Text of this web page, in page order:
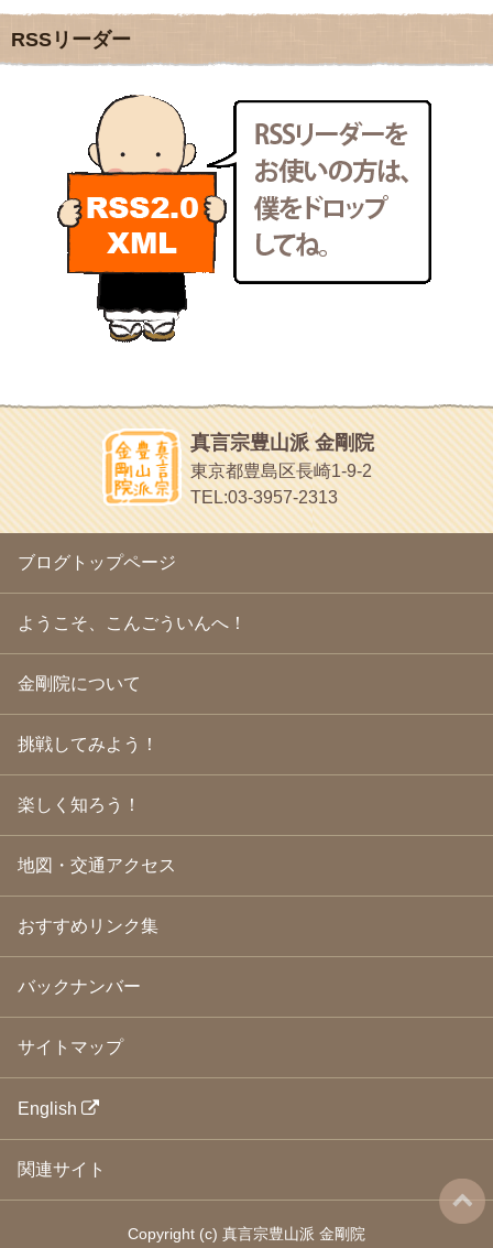
2011年10月(31)
2011年9月(24)
2011年8月(21)
2011年6月(13)
2011年5月
2011年4月
(17)
2011年3月(15)
2011年2月(22)
2011年1月(22)
2010年12月(21)
2010年11月
(14)
2010年9月(16)
(13)
2010年5月(22)
2010年4月(25)
2010年3月(22)
2010年2月
(23)
2010年1月(23)
2009年12月(18)
2009年10月(20)
2009年9月(20)
2009年8月 (18)
2009年7月
(21)
2009年6月(22)
2009年5月(20)
2009年2月(19)
2009年1月(25)
2008年12月 (22)
2008年9月(24)
2008年8月(24)
2008年7月
(23)
2008年6月(23)
2008年5月(21)
2008年4月(22)
2008年1月 (23)
2007年12月(26)
2007年11月
2007年10月
2007年9月(23)
2007年8月
(21)
地域のライターさんです
小豆島 圓満寺
新聞屋の道具箱
新聞社で使われる用語の解説など
makotoさんの御符内巡礼記
東京の巡礼記です
POLYHEDON
いろいろなことが書いてあるよ
bunchan
あちこち行って！
目白鍼灸院
日本人の繊細な体質にあわせた、やさしく気持ちよい鍼灸治療で
ほうげん日記
放言じゃなくて和尚さんの名前だよ
面白いサイトみつけたよ。
ヘェ～という感じ
chocolab.Air♪DIALY
ラブラドールのワンちゃんがかわいいよ
RSSリーダー
真言宗豊山派 金剛院
東京都豊島区長崎1-9-2
TEL:03-3957-2313
ブログトップページ
ようこそ、こんごういんへ！
金剛院について
挑戦してみよう！
楽しく知ろう！
地図・交通アクセス
おすすめリンク集
バックナンバー
サイトマップ
English
関連サイト
Copyright (c) 真言宗豊山派 金剛院